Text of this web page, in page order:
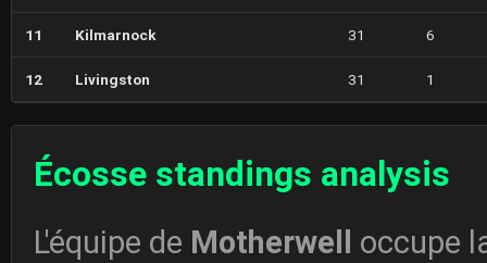
11 Kilmarnock 31 6
12 Livingston 31 1
Écosse standings analysis
L'équipe de Motherwell
occupe